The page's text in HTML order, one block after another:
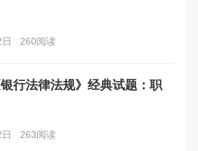
260阅读
行法律法规》经典试题：职
263阅读